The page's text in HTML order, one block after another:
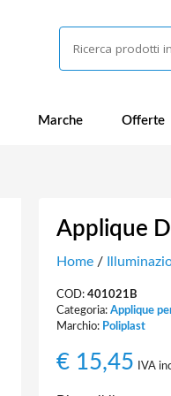
Marche Offerte
Applique
Home/
COD: 401021B
Categoria: Applique
Marchio: Poliplast
€15,45 IVA